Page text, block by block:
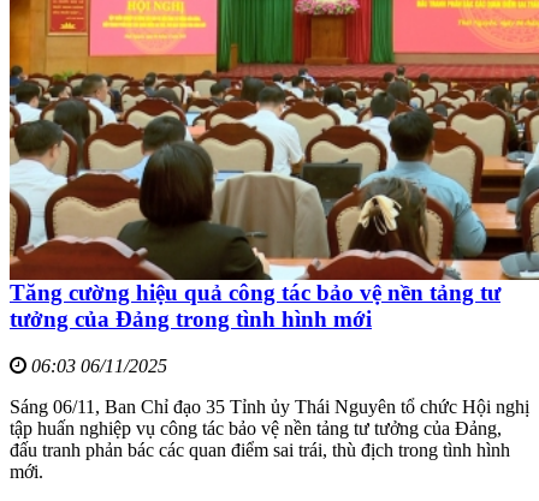
Tăng cường hiệu quả công tác bảo vệ nền tảng tư
tưởng của Đảng trong tình hình mới
06:03 06/11/2025
Sáng 06/11, Ban Chỉ đạo 35 Tỉnh ủy Thái Nguyên tổ chức Hội nghị
tập huấn nghiệp vụ công tác bảo vệ nền tảng tư tưởng của Đảng,
đấu tranh phản bác các quan điểm sai trái, thù địch trong tình hình
mới.